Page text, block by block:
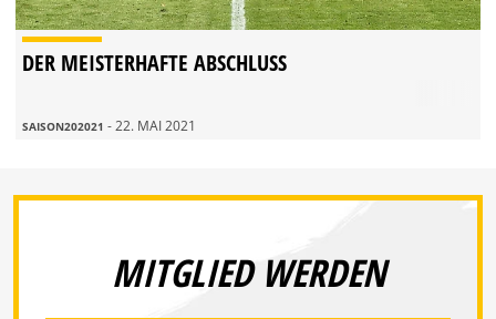
DER MEISTERHAFTE ABSCHLUSS
SAISON202021 - 22. MAI 2021
MITGLIED WERDEN